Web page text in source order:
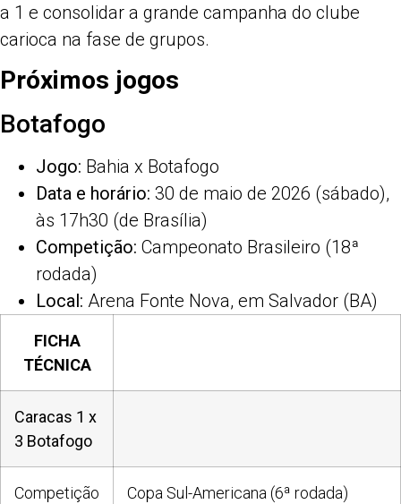
a 1 e consolidar a grande campanha do clube
carioca na fase de grupos.
Próximos jogos
Botafogo
Jogo: Bahia x Botafogo
Data e horário: 30 de maio de 2026 (sábado),
às 17h30 (de Brasília)
Competição: Campeonato Brasileiro (18ª
rodada)
Local: Arena Fonte Nova, em Salvador (BA)
FICHA
TÉCNICA
Caracas 1 x
3 Botafogo
Competição Copa Sul-Americana (6ª rodada)